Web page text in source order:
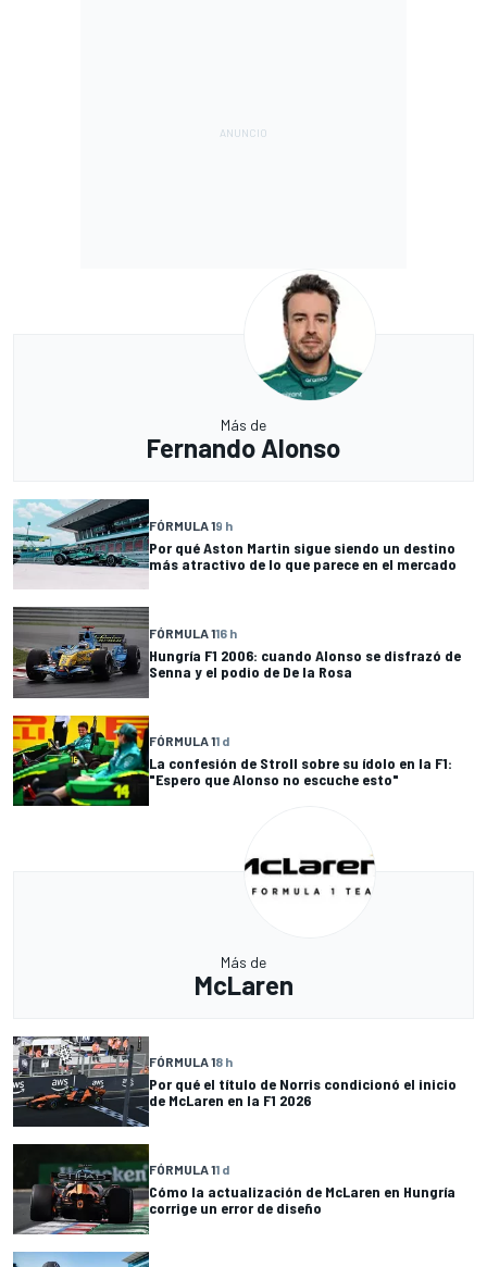
Más de
Fernando Alonso
FÓRMULA 19 h
Por qué Aston Martin sigue siendo un destino
más atractivo de lo que parece en el mercado
FÓRMULA 116 h
Hungría F1 2006: cuando Alonso se disfrazó de
Senna y el podio de De la Rosa
FÓRMULA 11 d
La confesión de Stroll sobre su ídolo en la F1:
"Espero que Alonso no escuche esto"
Más de
McLaren
FÓRMULA 18 h
Por qué el título de Norris condicionó el inicio
de McLaren en la F1 2026
FÓRMULA 11 d
Cómo la actualización de McLaren en Hungría
corrige un error de diseño